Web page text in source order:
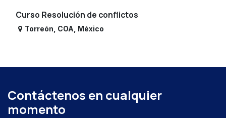
Curso Resolución de conflictos
Torreón COA México
Contáctenos en cualquier
momento